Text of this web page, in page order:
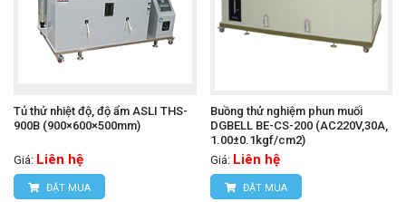
Tủ thử nhiệt độ, độ ẩm ASLI THS-
900B (900×600×500mm)
Giá: Liên hệ
ĐẶT MUA
Buồng thử nghiệm phun muối
DGBELL BE-CS-200 (AC220V,30A,
1.00±0.1kgf/cm2)
Giá: Liên hệ
ĐẶT MUA